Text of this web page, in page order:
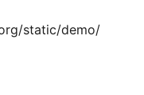
static/demo/